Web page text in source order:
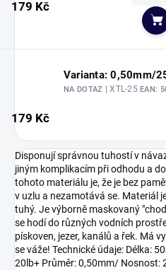
179 Kč
Varianta: 0,50mm/
NA DOTAZ | XTL-25EAN:
179 Kč
Disponují správnou tuhostí v
jiným komplikacím při odhodu a
tohoto materiálu je, že je bez
v uzlu a nezamotává se. Materiál
tuhý. Je výborně maskovaný
se hodí do různých vodních
pískoven, jezer, kanálů a řek. Má
se váže! Technické údaje: Délka:
20lb+ Průměr: 0,50mm/ Nosnost: